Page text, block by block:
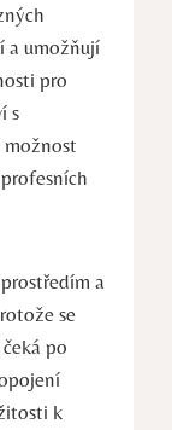
a umožňují
pro
s
a
se
po
k